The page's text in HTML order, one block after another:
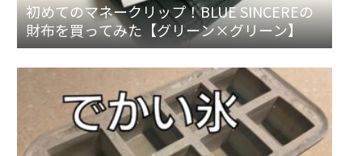
初めてのマネークリップ！BLUE SINCEREの
財布を買ってみた【グリーン×グリーン】